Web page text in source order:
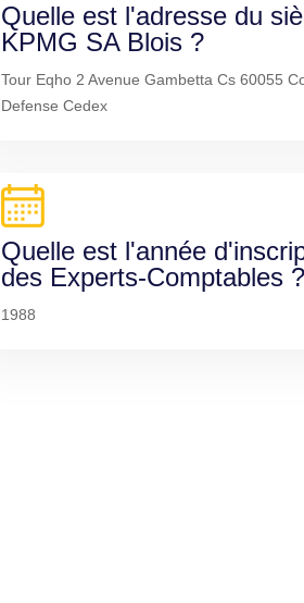
Quelle est l'adresse du
KPMG SA Blois ?
Tour Eqho 2 Avenue Gambetta Cs 60055
Defense Cedex
Quelle est l'année
des Experts-Comptables ?
1988